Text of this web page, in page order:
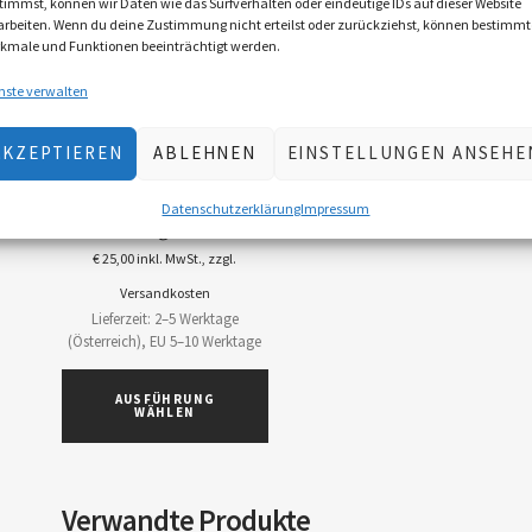
Wenn du deine Zustimmung nicht erteilst oder zurückziehst, können
und Funktionen beeinträchtigt werden.
verwalten
ABLEHNEN EINSTELLUNGEN
DatenschutzerklärungImpressum
Herren T-Shirt „Woid-
€25,00 inkl. MwSt., zzgl.
Versandkosten
Lieferzeit: 2–5 Werktage
(Österreich), EU 5–10 Werktage
AUSFÜHRUNG
WÄHLEN
Verwandte Produkte